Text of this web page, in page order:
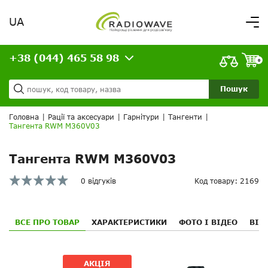
Вітаємо,
увійдіть в особистий кабінет
Доставка та оплата
Кредит
Статті
ВАШЕ ЗАМОВЛЕННЯ
UA
Пошук
+38 (044) 465 58 98 0
Головна Рації та аксесуари Гарнітури Тангенти
Тангента RWM M360V03
Тангента RWM M360V03
0 відгуків Код товару: 2169
ВСЕ ПРО ТОВАР ХАРАКТЕРИСТИКИ ФОТО І ВІДЕО
АКЦІЯ